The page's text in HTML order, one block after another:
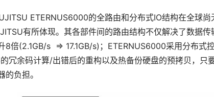
ETERNUS6000的全路由和分布式IO结构在全球
有所体现。其各部件间的路由结构不仅解决了数据
8倍(2.1GB/s  => 17.1GB/s)；ETERNUS6000采用分布式
冗余码计算/出错后的重构以及热备份硬盘的预拷贝，只